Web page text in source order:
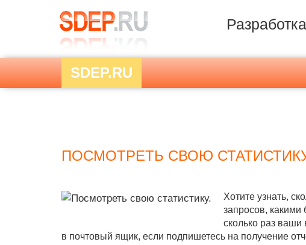
SDEP.RU
ПОСМОТРЕТЬ СВОЮ
Хотите узнать,
запросов, какими
сколько раз
в почтовый ящик, если подпишетесь на получение